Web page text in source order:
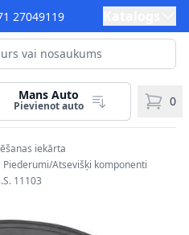
27049119
Mans Auto
Pievienot auto 0
iekārta
Piederumi/Atsevišķi komponenti
11103